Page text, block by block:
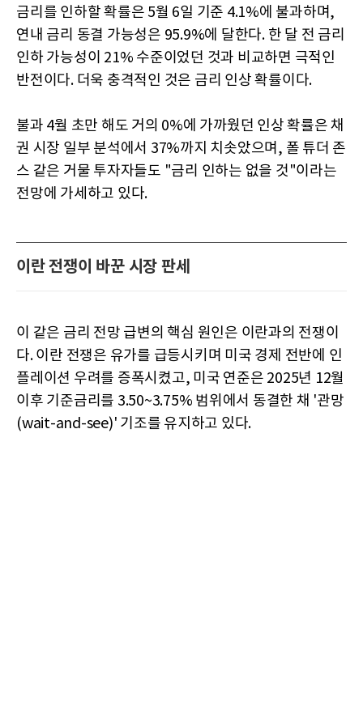
금리를 인하할 확률은 5월 6일 기준 4.1%에 불과하며,
연내 금리 동결 가능성은 95.9%에 달한다. 한 달 전 금리
인하 가능성이 21% 수준이었던 것과 비교하면 극적인
반전이다. 더욱 충격적인 것은 금리 인상 확률이다.
불과 4월 초만 해도 거의 0%에 가까웠던 인상 확률은 채
권 시장 일부 분석에서 37%까지 치솟았으며, 폴 튜더 존
스 같은 거물 투자자들도 "금리 인하는 없을 것"이라는
전망에 가세하고 있다.
이란 전쟁이 바꾼 시장 판세
이 같은 금리 전망 급변의 핵심 원인은 이란과의 전쟁이
다. 이란 전쟁은 유가를 급등시키며 미국 경제 전반에 인
플레이션 우려를 증폭시켰고, 미국 연준은 2025년 12월
이후 기준금리를 3.50~3.75% 범위에서 동결한 채 '관망
(wait-and-see)' 기조를 유지하고 있다.